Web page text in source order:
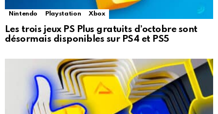
Nintendo Playstation Xbox
Les trois jeux PS Plus gratuits d’octobre sont
désormais disponibles sur PS4 et PS5